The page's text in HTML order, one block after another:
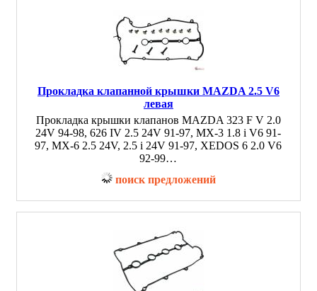
Прокладка клапанной крышки MAZDA 2.5 V6
левая
Прокладка крышки клапанов MAZDA 323 F V 2.0
24V 94-98, 626 IV 2.5 24V 91-97, MX-3 1.8 i V6 91-
97, MX-6 2.5 24V, 2.5 i 24V 91-97, XEDOS 6 2.0 V6
92-99…
поиск предложений